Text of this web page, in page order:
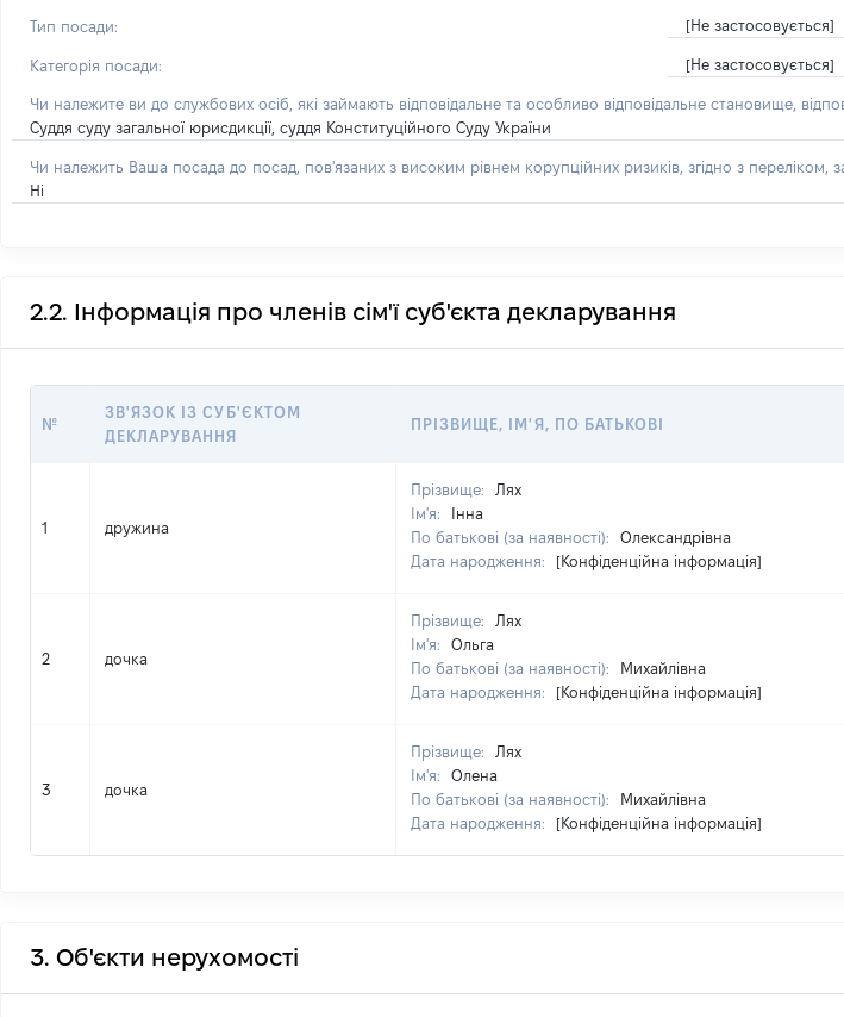
Тип посади: [Не застосовується]
Категорія посади: [Не застосовується]
Чи належите ви до службових осіб, які займають відповідальне та особливо відповідальне становище,
Суддя суду загальної юрисдикції, суддя Конституційного Суду України
Чи належить Ваша посада до посад, пов'язаних з високим рівнем корупційних ризиків, згідно з переліком,
Ні
2.2. Інформація про членів сім'ї суб'єкта декларування
№
ЗВ'ЯЗОК ІЗ СУБ'ЄКТОМ
ДЕКЛАРУВАННЯ
ПРІЗВИЩЕ, ІМ'Я, ПО БАТЬКОВІ
1 дружина
Прізвище:
Лях
Ім'я:
Інна
По батькові (за наявності):
Олександрівна
Дата народження:
[Конфіденційна інформація]
2 дочка
Прізвище:
Лях
Ім'я:
Ольга
По батькові (за наявності):
Михайлівна
Дата народження:
[Конфіденційна інформація]
3 дочка
Прізвище:
Лях
Ім'я:
Олена
По батькові (за наявності):
Михайлівна
Дата народження:
[Конфіденційна інформація]
3. Об'єкти нерухомості